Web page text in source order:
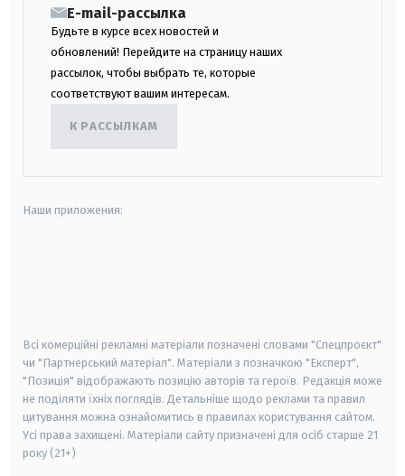
E-mail-рассылка
Будьте в курсе всех новостей и
обновлений! Перейдите на страницу наших
рассылок, чтобы выбрать те, которые
соответствуют вашим интересам.
К РАССЫЛКАМ
Наши приложения:
Всі комерційні рекламні матеріали позначені словами "Спецпроєкт"
чи "Партнерський матеріал". Матеріали з позначкою "Експерт",
"Позиція" відображають позицію авторів та героїв. Редакція може
не поділяти їхніх поглядів. Детальніше щодо реклами та правил
цитування можна ознайомитись в правилах користування сайтом.
Усі права захищені. Матеріали сайту призначені для осіб старше 21
року (21+)